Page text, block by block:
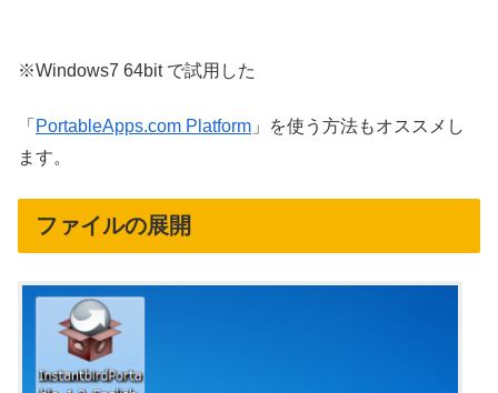
※Windows7 64bit で試用した
「 PortableApps.com Platform 」を使う方法もオススメし
ます。
ファイルの展開